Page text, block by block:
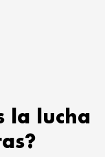
la lucha